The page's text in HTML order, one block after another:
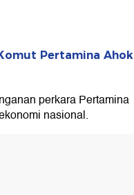
Pertamina Ahok
perkara Pertamina
nasional.